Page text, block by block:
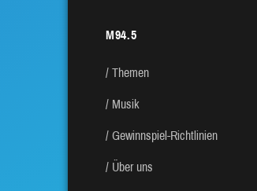
M94.5
Themen
Musik
Gewinnspiel-Richtlinien
Über uns